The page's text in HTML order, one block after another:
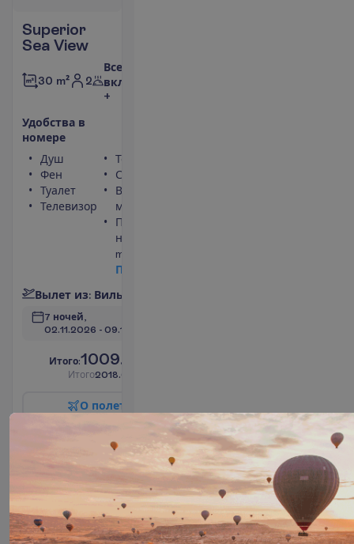
Superior
Sea View
30 m² 2
Все
включено
+
Удобства в
номере
Душ
Фен
Туалет
Телевизор
Телефон
Сейф
Вид на
море
Площадь
номера 30
m²
П
Вылет из: Виль
7 ночей,
02.11.2026 - 09.11.2026
И того:1009.00
Итого2018.00
О полет
ро т ь